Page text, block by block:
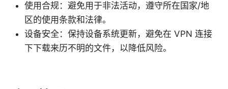
使用合规：避免用于非法活动，遵守所在国家/地
区的使用条款和法律。
设备安全：保持设备系统更新，避免在 VPN 连接
下下载来历不明的文件，以降低风险。